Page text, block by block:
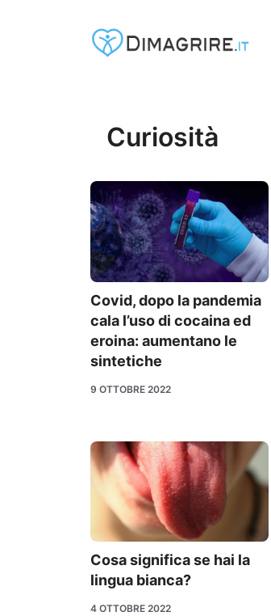
Curiosità
Covid, dopo la pandemia
cala l’uso di cocaina ed
eroina: aumentano le
sintetiche
9 OTTOBRE 2022
Cosa significa se hai la
lingua bianca?
4 OTTOBRE 2022